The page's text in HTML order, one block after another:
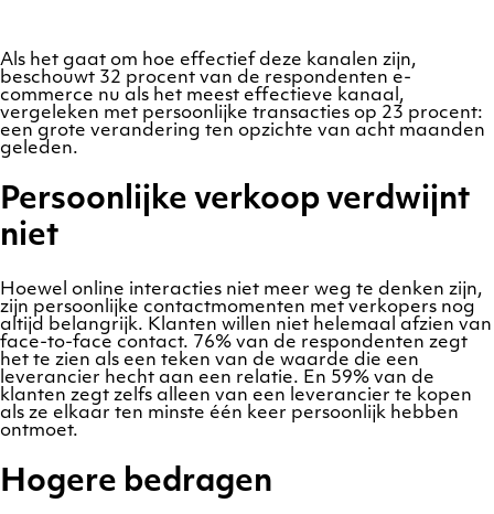
Als het gaat om hoe effectief deze kanalen zijn,
beschouwt 32 procent van de respondenten e-
commerce nu als het meest effectieve kanaal,
vergeleken met persoonlijke transacties op 23 procent:
een grote verandering ten opzichte van acht maanden
geleden.
Persoonlijke verkoop verdwijnt
niet
Hoewel online interacties niet meer weg te denken zijn,
zijn persoonlijke contactmomenten met verkopers nog
altijd belangrijk. Klanten willen niet helemaal afzien van
face-to-face contact. 76% van de respondenten zegt
het te zien als een teken van de waarde die een
leverancier hecht aan een relatie. En 59% van de
klanten zegt zelfs alleen van een leverancier te kopen
als ze elkaar ten minste één keer persoonlijk hebben
ontmoet.
Hogere bedragen